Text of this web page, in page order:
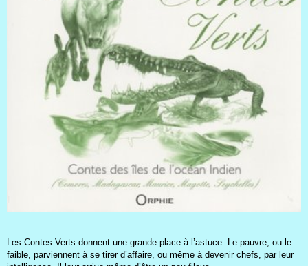
Les Contes Verts donnent une grande place à l’astuce. Le pauvre, ou le
faible, parviennent à se tirer d’affaire, ou même à devenir chefs, par leur